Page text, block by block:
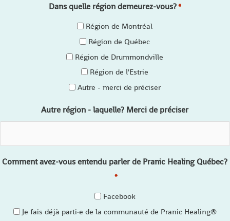
Dans quelle région demeurez-vous?*
Région de Montréal
Région de Québec
Région de Drummondville
Région de l'Estrie
Autre - merci de préciser
Autre région - laquelle? Merci de préciser
Comment avez-vous entendu parler de Pranic Healing Québec?
*
Facebook
Je fais déjà parti·e de la communauté de Pranic Healing®